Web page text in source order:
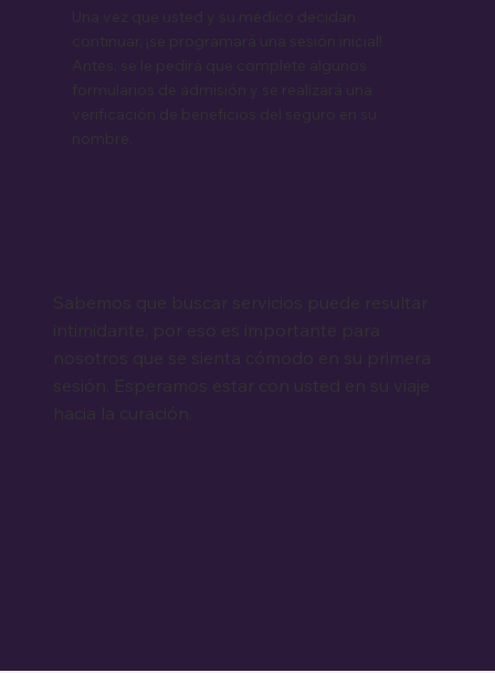
Una vez que usted y su médico decidan
continuar, ¡se programará una sesión inicial!
Antes, se le pedirá que complete algunos
formularios de admisión y se realizará una
verificación de beneficios del seguro en su
nombre.
Sabemos que buscar servicios puede resultar
intimidante, por eso es importante para
nosotros que se sienta cómodo en su primera
sesión. Esperamos estar con usted en su viaje
hacia la curación.